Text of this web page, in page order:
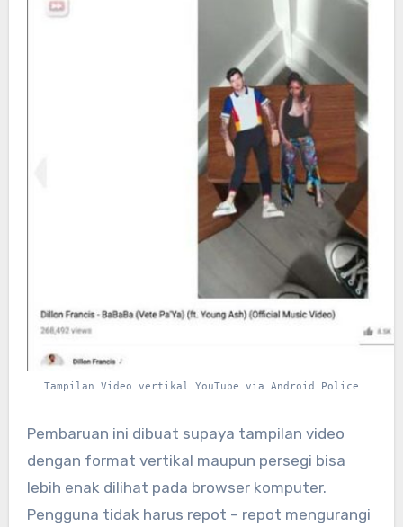
Tampilan Video vertikal YouTube via Android Police
Pembaruan ini dibuat supaya tampilan video
dengan format vertikal maupun persegi bisa
lebih enak dilihat pada browser komputer.
Pengguna tidak harus repot – repot mengurangi